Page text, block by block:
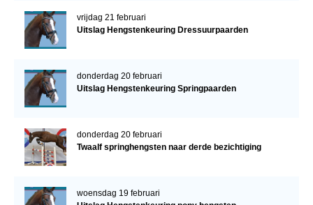
vrijdag 21 februari
Uitslag Hengstenkeuring Dressuurpaarden
donderdag 20 februari
Uitslag Hengstenkeuring Springpaarden
donderdag 20 februari
Twaalf springhengsten naar derde bezichtiging
woensdag 19 februari